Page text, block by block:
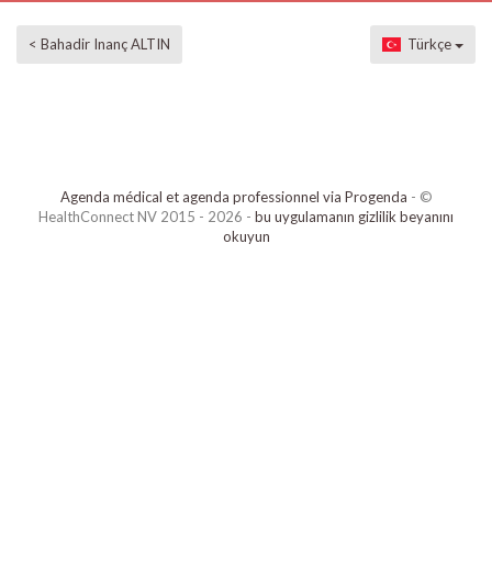
< Bahadir Inanç ALTIN Türkçe
Agenda médical et agenda professionnel via Progenda - ©
HealthConnect NV 2015 - 2026 - bu uygulamanın gizlilik beyanını
okuyun